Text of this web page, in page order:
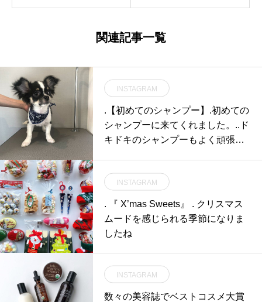
関連記事一覧
INSTAGRAM
.【初めてのシャンプー】.初めての
シャンプーに来てくれました。..ド
キドキのシャンプーもよく頑張っ
市乃白町20270852-61-2885open
9:00close 18:00@groom_haus #松
江ペットサロン #松江ペット #松
江市グルーマー #松江#島根#groo
INSTAGRAM
. 『 X’mas Sweets』 . クリスマス
ムードを感じられる季節になりま
したね
INSTAGRAM
数々の美容誌でベストコスメ大賞